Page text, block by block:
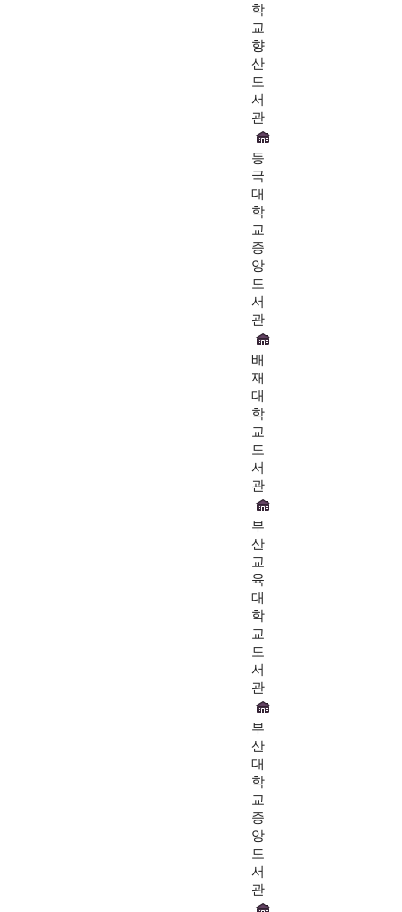
학
교
향
산
도
서
관
동
국
대
학
교
중
앙
도
서
관
배
재
대
학
교
도
서
관
부
산
교
육
대
학
교
도
서
관
부
산
대
학
교
중
앙
도
서
관